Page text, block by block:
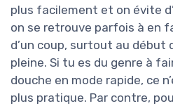
plus facilement et on évite
on se retrouve parfois à en
d’un coup, surtout au début
pleine. Si tu es du genre à
douche en mode rapide, ce
plus pratique. Par contre,